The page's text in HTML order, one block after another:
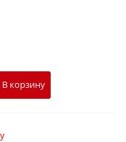
В корзину